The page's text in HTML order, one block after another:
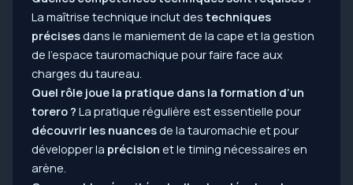
La maîtrise technique inclut des techniques
précisesdans le maniement de la cape et la gestion
de l’espace tauromachique pour faire face aux
charges du taureau.
Quel rôle joue la pratique dans la formation d’un
torero ? La pratique régulière est essentielle pour
découvrir les nuancesde la tauromachie et pour
développer la précision et le timing nécessaires en
arène.